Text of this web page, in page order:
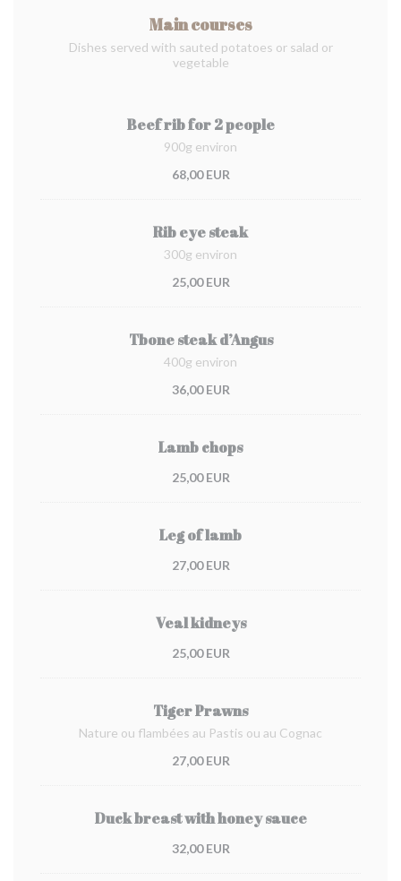
Main courses
Dishes served with sauted potatoes or salad or
vegetable
Beef rib for 2 people
900g environ
68,00 EUR
Rib eye steak
300g environ
25,00 EUR
Tbone steak d’Angus
400g environ
36,00 EUR
Lamb chops
25,00 EUR
Leg of lamb
27,00 EUR
Veal kidneys
25,00 EUR
Tiger Prawns
Nature ou flambées au Pastis ou au Cognac
27,00 EUR
Duck breast with honey sauce
32,00 EUR